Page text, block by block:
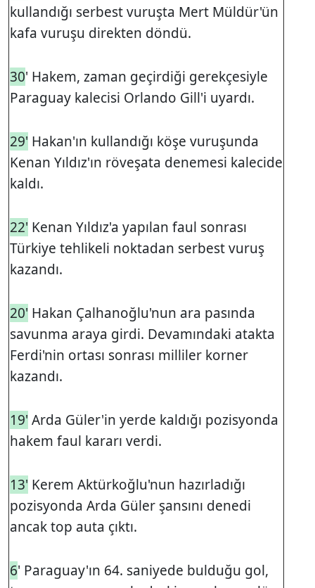
kullandığı serbest vuruşta Mert Müldür'ün
kafa vuruşu direkten döndü.
30' Hakem, zaman geçirdiği gerekçesiyle
Paraguay kalecisi Orlando Gill'i uyardı.
29' Hakan'ın kullandığı köşe vuruşunda
Kenan Yıldız'ın röveşata denemesi kalecide
kaldı.
22' Kenan Yıldız'a yapılan faul sonrası
Türkiye tehlikeli noktadan serbest vuruş
kazandı.
20' Hakan Çalhanoğlu'nun ara pasında
savunma araya girdi. Devamındaki atakta
Ferdi'nin ortası sonrası milliler korner
kazandı.
19' Arda Güler'in yerde kaldığı pozisyonda
hakem faul kararı verdi.
13' Kerem Aktürkoğlu'nun hazırladığı
pozisyonda Arda Güler şansını denedi
ancak top auta çıktı.
6' Paraguay'ın 64. saniyede bulduğu gol,